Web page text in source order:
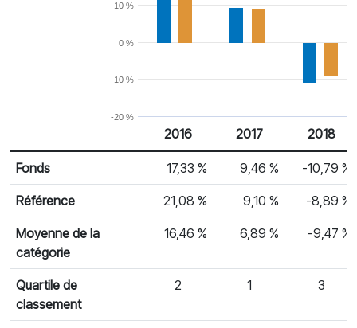
-20 %
-10 %
0 %
10 %
Rendement par année civile
% Rendement
2016 2017 2018
Fonds 17,33 % 9,46 % -10,79 %
Référence 21,08 % 9,10 % -8,89 %
Moyenne de la
catégorie
16,46 % 6,89 % -9,47 %
Quartile de
classement
2 1 3